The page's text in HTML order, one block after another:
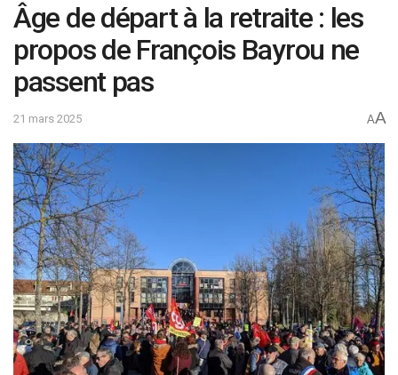
Âge de départ à la retraite : les
propos de François Bayrou ne
passent pas
21 mars 2025 AA